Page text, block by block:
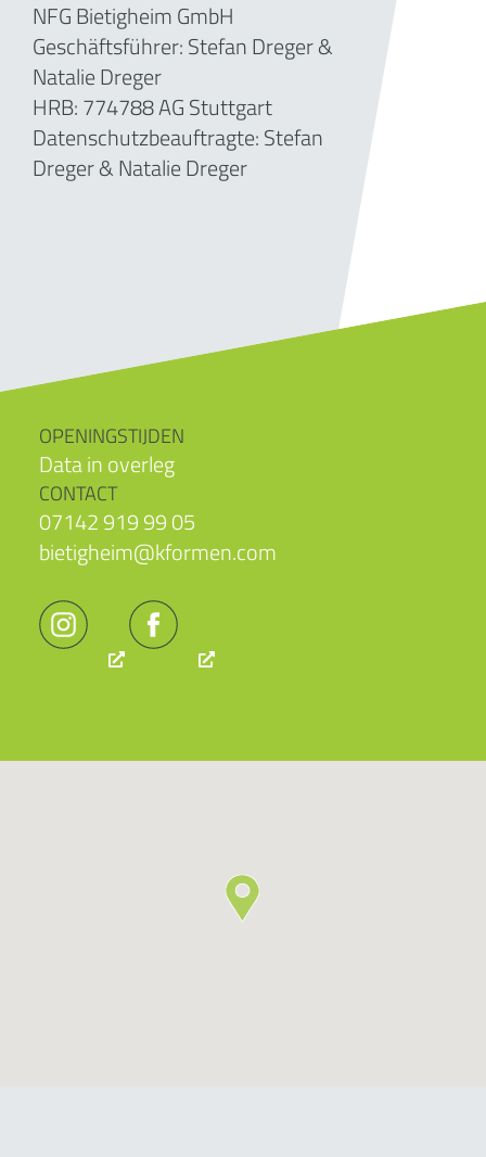
NFG Bietigheim GmbH
Geschäftsführer: Stefan Dreger &
Natalie Dreger
HRB: 774788 AG Stuttgart
Datenschutzbeauftragte: Stefan
Dreger & Natalie Dreger
OPENINGSTIJDEN
Data in overleg
CONTACT
07142 919 99 05
bietigheim@kformen.com